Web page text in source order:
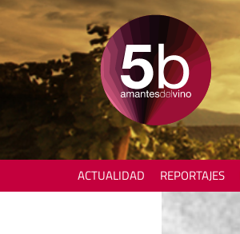
ACTUALIDAD REPORTAJES